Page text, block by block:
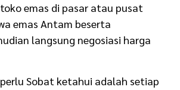
emas di pasar atau pusat
emas Antam beserta
langsung negosiasi harga
Sobat ketahui adalah setiap